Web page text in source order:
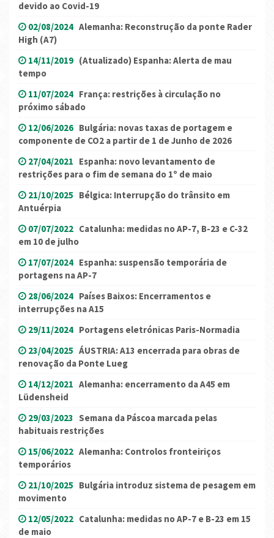
devido ao Covid-19
02/08/2024 Alemanha: Reconstrução da ponte Rader
High (A7)
14/11/2019 (Atualizado) Espanha: Alerta de mau
tempo
11/07/2024 França: restrições à circulação no
próximo sábado
12/06/2026 Bulgária: novas taxas de portagem e
componente de CO2 a partir de 1 de Junho de 2026
27/04/2021 Espanha: novo levantamento de
restrições para o fim de semana do 1º de maio
21/10/2025 Bélgica: Interrupção do trânsito em
Antuérpia
07/07/2022 Catalunha: medidas no AP-7, B-23 e C-32
em 10 de julho
17/07/2024 Espanha: suspensão temporária de
portagens na AP-7
28/06/2024 Países Baixos: Encerramentos e
interrupções na A15
29/11/2024 Portagens eletrónicas Paris-Normadia
23/04/2025 ÁUSTRIA: A13 encerrada para obras de
renovação da Ponte Lueg
14/12/2021 Alemanha: encerramento da A45 em
Lüdensheid
29/03/2023 Semana da Páscoa marcada pelas
habituais restrições
15/06/2022 Alemanha: Controlos fronteiriços
temporários
21/10/2025 Bulgária introduz sistema de pesagem em
movimento
12/05/2022 Catalunha: medidas no AP-7 e B-23 em 15
de maio